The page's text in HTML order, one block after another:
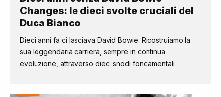
Changes: le dieci svolte cruciali del
Duca Bianco
Dieci anni fa ci lasciava David Bowie. Ricostruiamo la
sua leggendaria carriera, sempre in continua
evoluzione, attraverso dieci snodi fondamentali